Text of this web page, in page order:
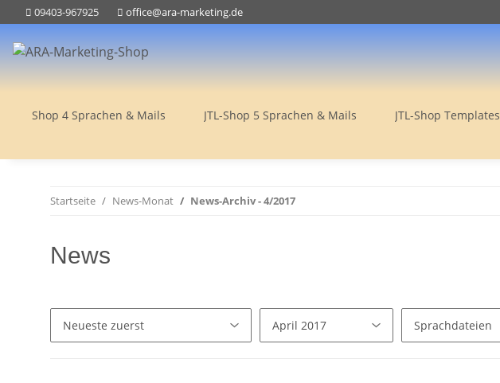
09403-967925 office@ara-marketing.de
Shop 4 Sprachen & Mails JTL-Shop 5 Sprachen & Mails JTL-Shop Templates
Startseite News-Monat News-Archiv - 4/2017
News